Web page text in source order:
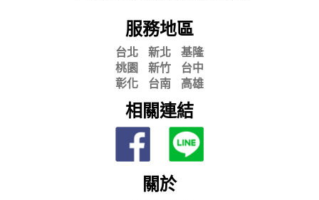
服務地區
台北 新北
基隆
桃園
新竹
台中
彰化
台南 高雄
相關連結
關於